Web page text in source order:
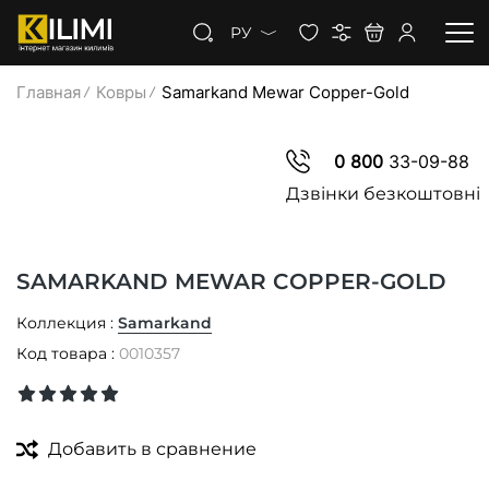
РУ
Главная Ковры Samarkand Mewar Copper-Gold
0 80033-09-88
Дзвінки безкоштовні
SAMARKAND MEWAR COPPER-GOLD
Коллекция : Samarkand
Код товара : 0010357
Добавить в сравнение